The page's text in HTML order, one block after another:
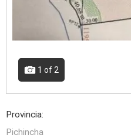
1 of 2
Provincia:
Pichincha